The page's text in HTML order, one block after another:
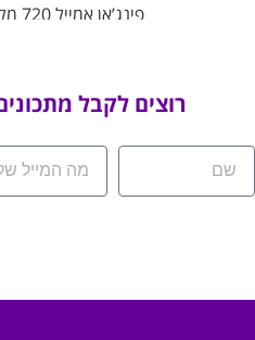
פינג’אן אמייל 720 מל’ אדום עם נקודות
רוצים לקבל